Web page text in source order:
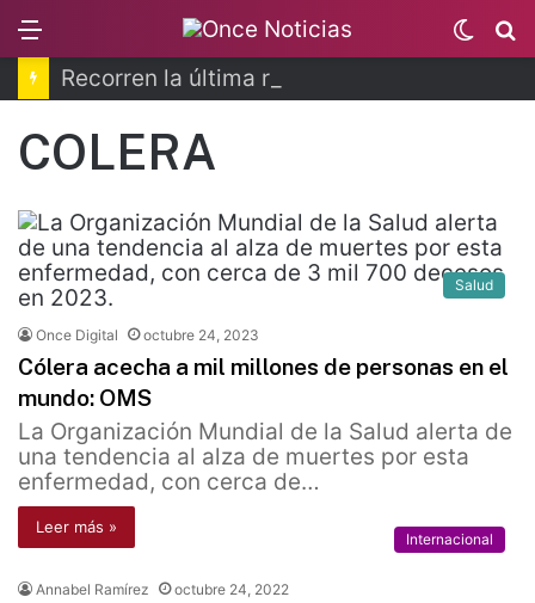
Switch
skin
COLERA
Salud
Once Digital octubre 24, 2023
Cólera acecha a mil millones de personas en el
mundo: OMS
La Organización Mundial de la Salud alerta de
una tendencia al alza de muertes por esta
enfermedad, con cerca de…
Leer más »
Internacional
Annabel Ramírez octubre 24, 2022